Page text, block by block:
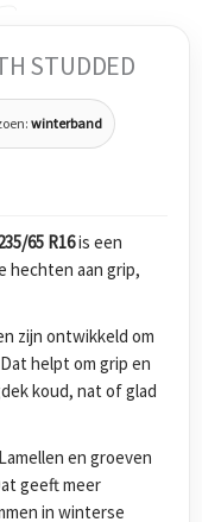
STUDDED
winterband
65 R16is een
hechten aan grip,
zijn ontwikkeld om
helpt om grip en
koud, nat of glad
Lamellen en groeven
geeft meer
in winterse